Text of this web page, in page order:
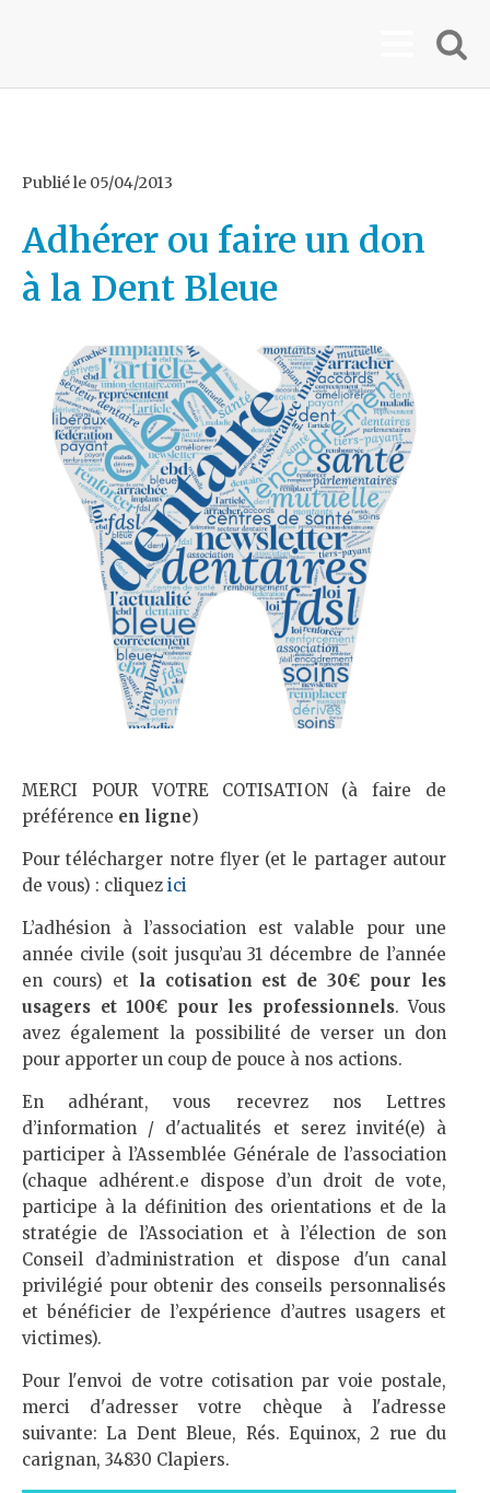
Publié le 05/04/2013
Adhérer ou faire un don
à la Dent Bleue
MERCI POUR VOTRE COTISATION (à faire de
préférence en ligne)
Pour télécharger notre flyer (et le partager autour
de vous) : cliquez ici
L’adhésion à l’association est valable pour une
année civile (soit jusqu’au 31 décembre de l’année
en cours) et la cotisation est de 30€ pour les
usagers et 100€ pour les professionnels. Vous
avez également la possibilité de verser un don
pour apporter un coup de pouce à nos actions.
En adhérant, vous recevrez nos Lettres
d’information / d'actualités et serez invité(e) à
participer à l’Assemblée Générale de l’association
(chaque adhérent.e dispose d’un droit de vote,
participe à la définition des orientations et de la
stratégie de l’Association et à l’élection de son
Conseil d’administration et dispose d'un canal
privilégié pour obtenir des conseils personnalisés
et bénéficier de l’expérience d’autres usagers et
victimes).
Pour l'envoi de votre cotisation par voie postale,
merci d'adresser votre chèque à l'adresse
suivante: La Dent Bleue, Rés. Equinox, 2 rue du
carignan, 34830 Clapiers.